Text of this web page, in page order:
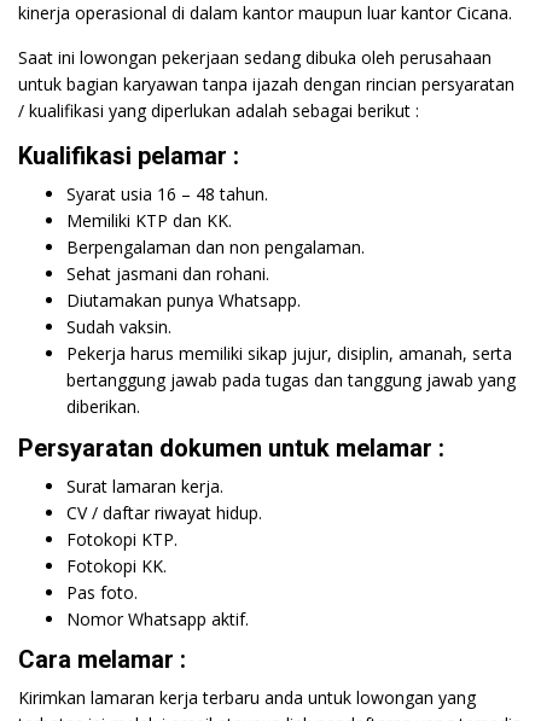
kinerja operasional di dalam kantor maupun luar kantor Cicana.
Saat ini lowongan pekerjaan sedang dibuka oleh perusahaan
untuk bagian karyawan tanpa ijazah dengan rincian persyaratan
/ kualifikasi yang diperlukan adalah sebagai berikut :
Kualifikasi pelamar :
Syarat usia 16 – 48 tahun.
Memiliki KTP dan KK.
Berpengalaman dan non pengalaman.
Sehat jasmani dan rohani.
Diutamakan punya Whatsapp.
Sudah vaksin.
Pekerja harus memiliki sikap jujur, disiplin, amanah, serta
bertanggung jawab pada tugas dan tanggung jawab yang
diberikan.
Persyaratan dokumen untuk melamar :
Surat lamaran kerja.
CV / daftar riwayat hidup.
Fotokopi KTP.
Fotokopi KK.
Pas foto.
Nomor Whatsapp aktif.
Cara melamar :
Kirimkan lamaran kerja terbaru anda untuk lowongan yang